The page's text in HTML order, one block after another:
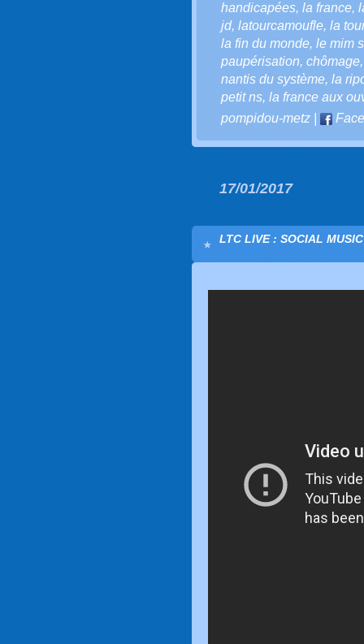
handicapées, la france,
jd, latourcamoufle, la
la fin du monde, le mim
paupérisation, chômage
nantis du système, la
petit ns, la france aux
pompidou-metz
17/01/2017
LTC LIVE : SOCIAL